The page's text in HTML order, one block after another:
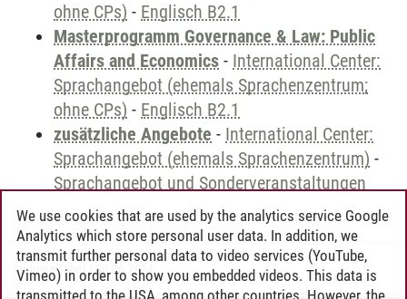
ohne CPs) - Englisch B2.1
Masterprogramm Governance & Law: Public
Affairs and Economics - International Center:
Sprachangebot (ehemals Sprachenzentrum;
ohne CPs) - Englisch B2.1
zusätzliche Angebote - International Center:
Sprachangebot (ehemals Sprachenzentrum) -
Sprachangebot und Sonderveranstaltungen
Andreea Tribel 30.06.2024
We use cookies that are used by the analytics service Google
Analytics which store personal user data. In addition, we
transmit further personal data to video services (YouTube,
Vimeo) in order to show you embedded videos. This data is
transmitted to the USA, among other countries. However, the